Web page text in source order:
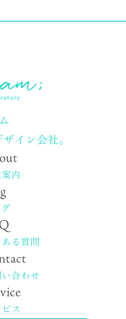
イン会社。
内
る質問
合わせ
ス